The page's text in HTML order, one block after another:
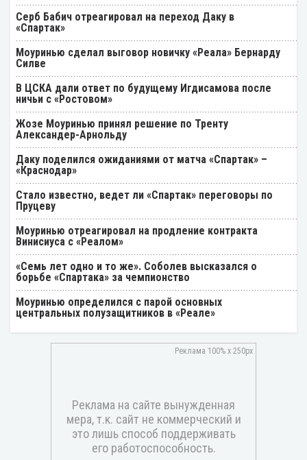
Серб Бабич отреагировал на переход Даку в
«Спартак»
Моуринью сделал выговор новичку «Реала» Бернарду
Силве
В ЦСКА дали ответ по будущему Игдисамова после
ничьи с «Ростовом»
Жозе Моуринью принял решение по Тренту
Александер-Арнольду
Даку поделился ожиданиями от матча «Спартак» –
«Краснодар»
Стало известно, ведет ли «Спартак» переговоры по
Пруцеву
Моуринью отреагировал на продление контракта
Винисиуса с «Реалом»
«Семь лет одно и то же». Соболев высказался о
борьбе «Спартака» за чемпионство
Моуринью определился с парой основных
центральных полузащитников в «Реале»